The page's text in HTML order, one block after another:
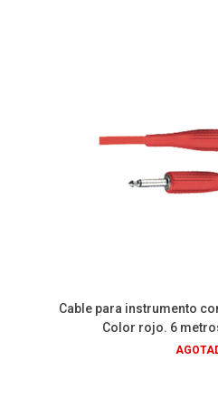
Cable para instrumento
Color rojo. 6